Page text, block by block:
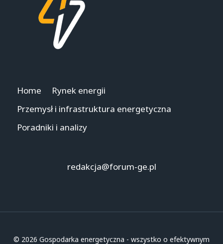
Home
Rynek energii
Przemysł i infrastruktura energetyczna
Poradniki i analizy
redakcja@forum-ge.pl
© 2026 Gospodarka energetyczna - wszystko o efektywnym